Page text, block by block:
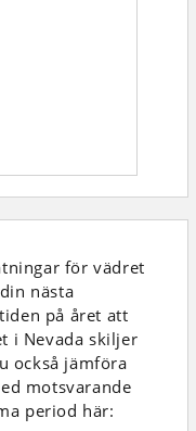
för vädret
nästa
på året att
i Nevada skiljer
också jämföra
motsvarande
period här: